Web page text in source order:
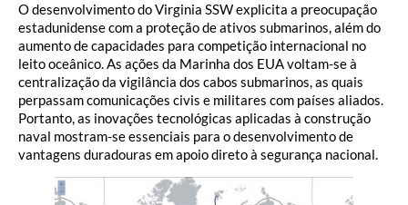
O desenvolvimento do Virginia SSW explicita a preocupação
estadunidense com a proteção de ativos submarinos, além do
aumento de capacidades para competição internacional no
leito oceânico. As ações da Marinha dos EUA voltam-se à
centralização da vigilância dos cabos submarinos, as quais
perpassam comunicações civis e militares com países aliados.
Portanto, as inovações tecnológicas aplicadas à construção
naval mostram-se essenciais para o desenvolvimento de
vantagens duradouras em apoio direto à segurança nacional.